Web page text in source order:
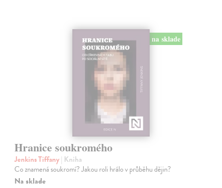
na sklade
Hranice soukromého
Jenkins Tiffany| Kniha
Co znamená soukromí? Jakou roli hrálo v průběhu dějin?
Na sklade